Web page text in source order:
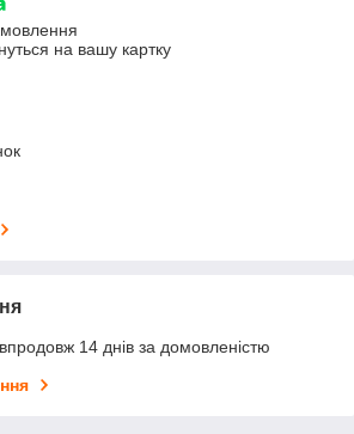
на вашу картку
14 днів за домовленістю